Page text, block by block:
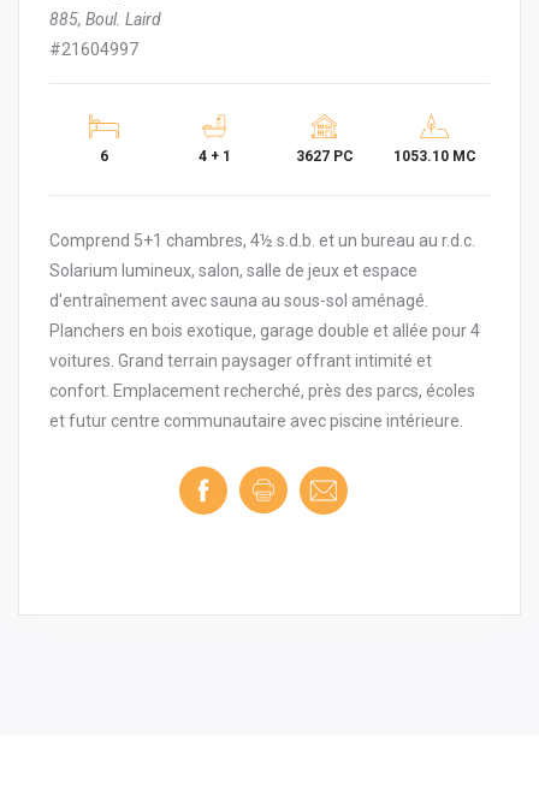
885, Boul. Laird
#21604997
6 4 + 1 3627 PC 1053.10 MC
Comprend 5+1 chambres, 4½ s.d.b. et un bureau au r.d.c.
Solarium lumineux, salon, salle de jeux et espace
d'entraînement avec sauna au sous-sol aménagé.
Planchers en bois exotique, garage double et allée pour 4
voitures. Grand terrain paysager offrant intimité et
confort. Emplacement recherché, près des parcs, écoles
et futur centre communautaire avec piscine intérieure.